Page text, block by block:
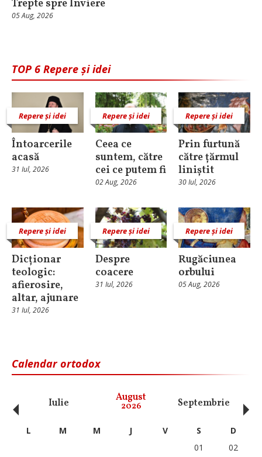
Trepte spre Înviere
05 Aug, 2026
TOP 6 Repere și idei
Repere și idei
Întoarcerile
acasă
31 Iul, 2026
Repere și idei
Ceea ce
suntem, către
cei ce putem fi
02 Aug, 2026
Repere și idei
Prin furtună
către țărmul
liniștit
30 Iul, 2026
Repere și idei
Dicționar
teologic:
afierosire,
altar, ajunare
31 Iul, 2026
Repere și idei
Despre
coacere
31 Iul, 2026
Repere și idei
Rugăciunea
orbului
05 Aug, 2026
Calendar ortodox
Iulie August
2026 Septembrie
‹ L M M J V S
D
01
02